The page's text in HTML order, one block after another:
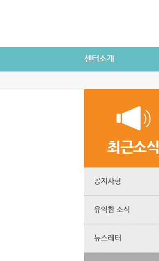
최근소식
공지사항
유익한 소식
뉴스레터